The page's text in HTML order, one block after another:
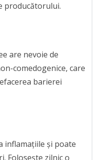
producătorului.
are nevoie de
comedogenice, care
barierei
inflamațiile și poate
Folosește zilnic o